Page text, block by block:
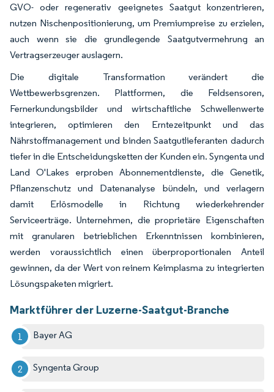
GVO- oder regenerativ geeignetes Saatgut konzentrieren,
nutzen Nischenpositionierung, um Premiumpreise zu erzielen,
auch wenn sie die grundlegende Saatgutvermehrung an
Vertragserzeuger auslagern.
Die digitale Transformation verändert die
Wettbewerbsgrenzen. Plattformen, die Feldsensoren,
Fernerkundungsbilder und wirtschaftliche Schwellenwerte
integrieren, optimieren den Erntezeitpunkt und das
Nährstoffmanagement und binden Saatgutlieferanten dadurch
tiefer in die Entscheidungsketten der Kunden ein. Syngenta und
Land O'Lakes erproben Abonnementdienste, die Genetik,
Pflanzenschutz und Datenanalyse bündeln, und verlagern
damit Erlösmodelle in Richtung wiederkehrender
Serviceerträge. Unternehmen, die proprietäre Eigenschaften
mit granularen betrieblichen Erkenntnissen kombinieren,
werden voraussichtlich einen überproportionalen Anteil
gewinnen, da der Wert von reinem Keimplasma zu integrierten
Lösungspaketen migriert.
Marktführer der Luzerne-Saatgut-Branche
Bayer AG
Syngenta Group